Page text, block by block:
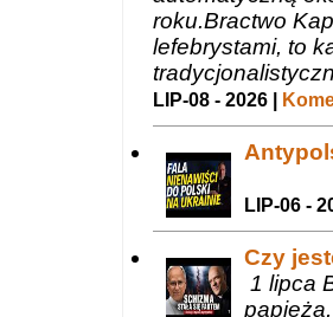
roku.Bractwo
lefebrystami, to
LIP-08 - 2026 |
LIP-06 -
Czy
1 lipca